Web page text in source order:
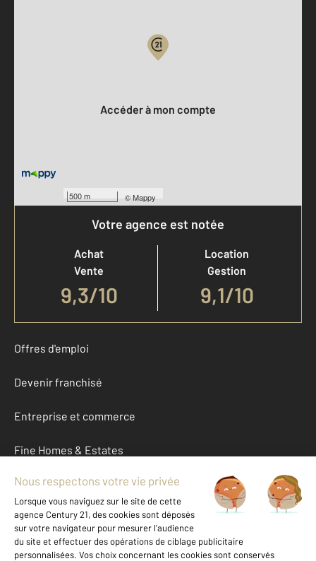
500 m ©Mappy
Accéder à mon compte
Votre agence est notée
Achat
Vente
9,3/10
Location
Gestion
9,1/10
Offres d'emploi
Devenir franchisé
Entreprise et commerce
Fine Homes & Estates
À propos
International
Nous contacter